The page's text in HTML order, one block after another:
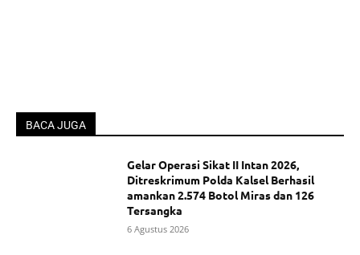
BACA JUGA
Gelar Operasi Sikat II Intan 2026,
Ditreskrimum Polda Kalsel Berhasil
amankan 2.574 Botol Miras dan 126
Tersangka
6 Agustus 2026